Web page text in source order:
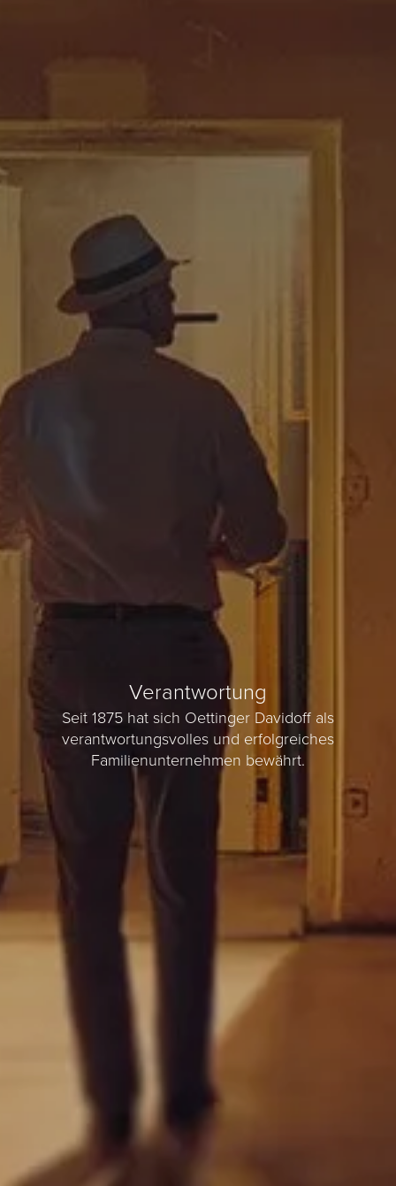
Verantwortung
Seit 1875 hat sich Oettinger Davidoff als
verantwortungsvolles und erfolgreiches
Familienunternehmen bewährt.